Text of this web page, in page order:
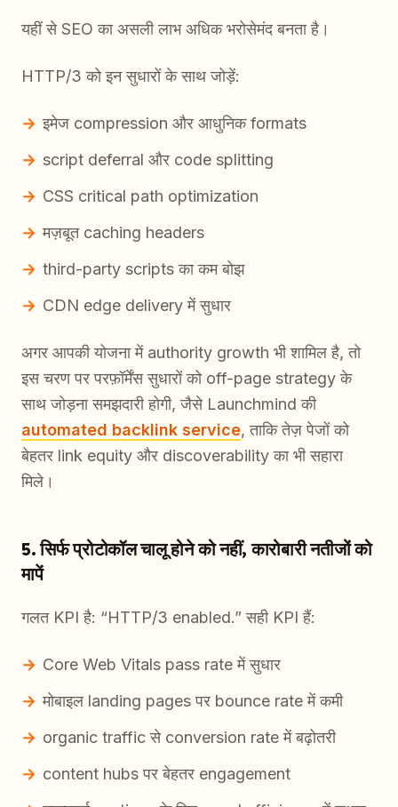
यहीं से SEO का असली लाभ अधिक भरोसेमंद बनता है।
HTTP/3 को इन सुधारों के साथ जोड़ें:
इमेज compression और आधुनिक formats
script deferral और code splitting
CSS critical path optimization
मज़बूत caching headers
third-party scripts का कम बोझ
CDN edge delivery में सुधार
अगर आपकी योजना में authority growth भी शामिल है, तो
इस चरण पर परफ़ॉर्मेंस सुधारों को off-page strategy के
साथ जोड़ना समझदारी होगी, जैसे Launchmind की
automated backlink service, ताकि तेज़ पेजों को
बेहतर link equity और discoverability का भी सहारा
मिले।
5. सिर्फ प्रोटोकॉल चालू होने को नहीं, कारोबारी नतीजों को
मापें
गलत KPI है: “HTTP/3 enabled.” सही KPI हैं:
Core Web Vitals pass rate में सुधार
मोबाइल landing pages पर bounce rate में कमी
organic traffic से conversion rate में बढ़ोतरी
content hubs पर बेहतर engagement